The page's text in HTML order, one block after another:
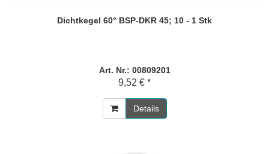
Dichtkegel 60° BSP-DKR 45; 10 - 1 Stk
Art. Nr.: 00809201
9,52 € *
Details